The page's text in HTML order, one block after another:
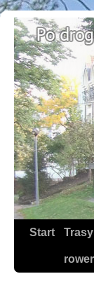
Start Trasy